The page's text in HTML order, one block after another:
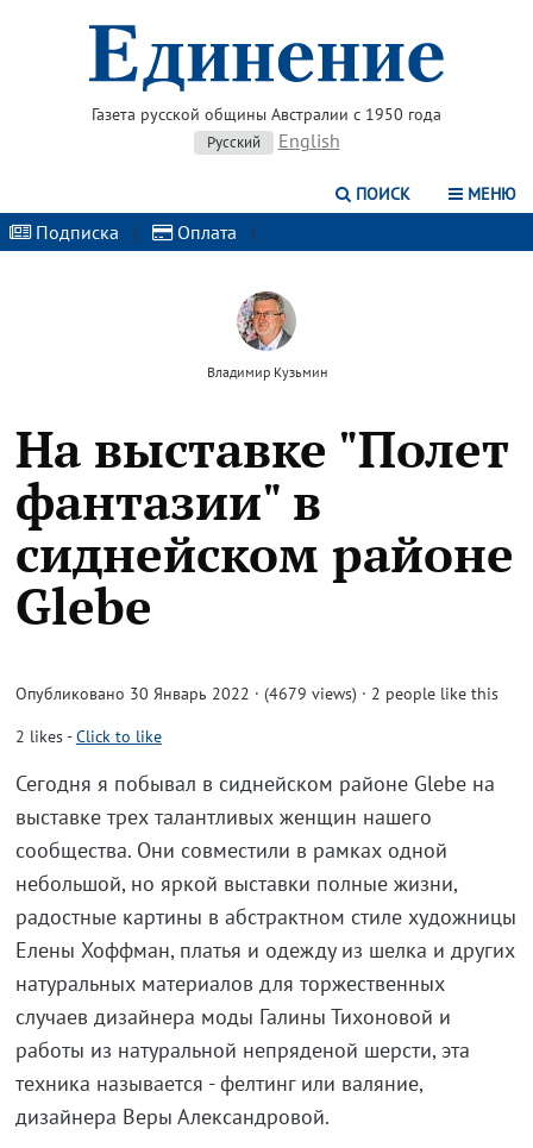
Газета русской общины Австралии с 1950 года
Русский English
ПОИСК МЕНЮ
Подписка | Оплата |
Владимир Кузьмин
На выставке "Полет
фантазии" в
сиднейском районе
Glebe
Опубликовано 30 Январь 2022 · (4679 views) · 2 people like this
2 likes-Click to like
Сегодня я побывал в сиднейском районе Glebe на
выставке трех талантливых женщин нашего
сообщества. Они совместили в рамках одной
небольшой, но яркой выставки полные жизни,
радостные картины в абстрактном стиле художницы
Елены Хоффман, платья и одежду из шелка и других
натуральных материалов для торжественных
случаев дизайнера моды Галины Тихоновой и
работы из натуральной непряденой шерсти, эта
техника называется - фелтинг или валяние,
дизайнера Веры Александровой.